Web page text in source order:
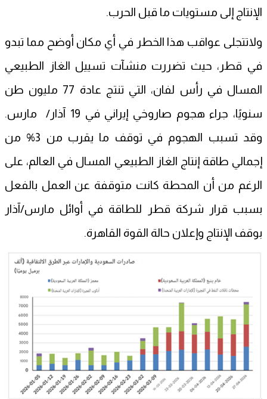
الإنتاج إلى مستويات ما قبل الحرب.
ولاتتجلى عواقب هذا الخطر في أي مكان أوضح مما تبدو
في قطر، حيث تضررت منشآت تسييل الغاز الطبيعي
المسال في رأس لفان، التي تنتج عادة 77 مليون طن
سنويًا، جراء هجوم صاروخي إيراني في 19 آذار/ مارس.
وقد تسبب الهجوم في توقف ما يقرب من 3% من
إجمالي طاقة إنتاج الغاز الطبيعي المسال في العالم، على
الرغم من أن المحطة كانت متوقفة عن العمل بالفعل
بسبب قرار شركة قطر للطاقة في أوائل مارس/آذار
بوقف الإنتاج وإعلان حالة القوة القاهرة.